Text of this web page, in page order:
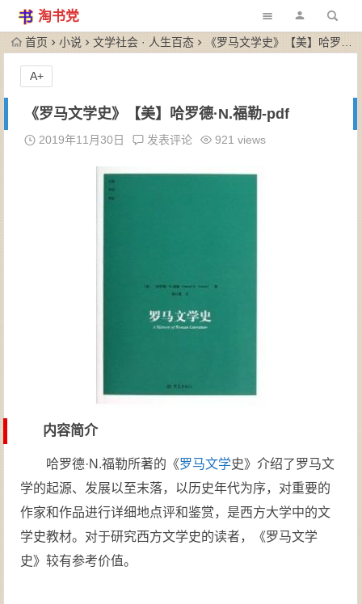
淘书党
首页 小说 文学社会 · 人生百态 《罗马文学史》【美】哈罗德·N.福勒-pdf
《罗马文学史》【美】哈罗德·N.福勒-pdf
2019年11月30日 发表评论 921 views
内容简介
哈罗德·N.福勒所著的《罗马文学史》介绍了罗马文
学的起源、发展以至末落，以历史年代为序，对重要的
作家和作品进行详细地点评和鉴赏，是西方大学中的文
学史教材。对于研究西方文学史的读者，《罗马文学
史》较有参考价值。
A+